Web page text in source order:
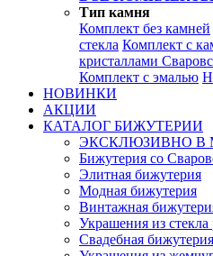
Тип камня
Комплект без камней
стекла Комплект с
кристаллами
Комплект с эмалью
НОВИНКИ
АКЦИИ
КАТАЛОГ БИЖУТЕРИИ
ЭКСКЛЮЗИВНО В
Бижутерия со
Элитная бижутерия
Модная бижутерия
Винтажная
Украшения из
Свадебная бижутерия